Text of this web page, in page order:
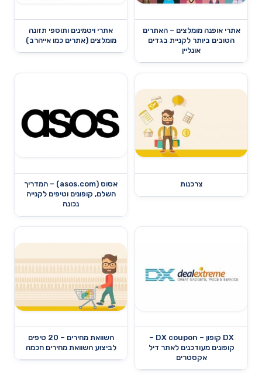
אתרי אופנה מומלצים – האתרים
הטובים ביותר לקניית בגדים
אונליין
אתרי ויטמינים ותוספי תזונה
מומלצים (אתרים כמו אייהרב)
צרכנות
אסוס (asos.com) – המדריך
השלם, קופונים וטיפים לקנייה
נכונה
DX קופון – DX coupon –
קופונים מעודכנים לאתר דיל
אקסטרים
השוואת מחירים – 20 טיפים
לביצוע השוואת מחירים חכמה